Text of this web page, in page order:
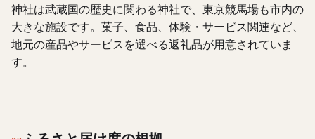
神社は武蔵国の歴史に関わる神社で、東京競馬場も市内の
大きな施設です。菓子、食品、体験・サービス関連など、
地元の産品やサービスを選べる返礼品が用意されていま
す。